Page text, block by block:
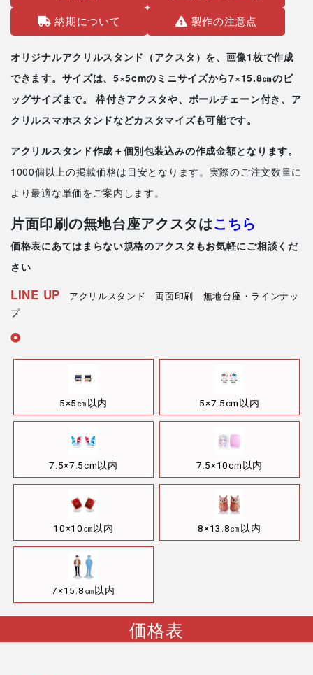
納期について 製作の注意点
オリジナルアクリルスタンド（アクスタ） を、画像1枚で作成
できます。サイズは、5×5cmのミニサイズから7×15.8㎝のビ
ッグサイズまで。 枠付きアクスタや、ボールチェーン付き、ア
クリルスマホスタンドなどカスタマイズも可能です。
アクリルスタンド作成＋個別包装込みの作成金額となります。
1000個以上の掲載価格は目安となります。実際のご注文数量に
より最適な単価をご案内します。
片面印刷の無地台座アクスタはこちら
価格表にあてはまらない規格のアクスタもお気軽にご相談くだ
さい
LINE UP
アクリルスタンド 両面印刷 無地台座・ラインナッ
プ
5×5㎝以内 5×7.5cm以内
7.5×7.5cm以内 7.5×10cm以内
10×10㎝以内 8×13.8㎝以内
7×15.8㎝以内
価格表